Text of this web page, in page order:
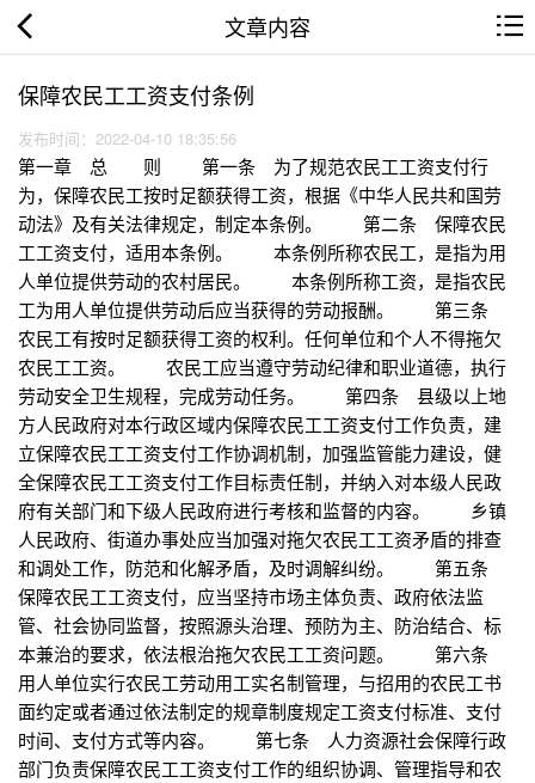
文章内容
保障农民工工资支付条例
发布时间：2022-04-10 18:35:56
第一章 总 则 第一条 为了规范农民工工资支付行
为，保障农民工按时足额获得工资，根据《中华人民共和国劳
动法》及有关法律规定，制定本条例。 第二条 保障农民
工工资支付，适用本条例。 本条例所称农民工，是指为用
人单位提供劳动的农村居民。 本条例所称工资，是指农民
工为用人单位提供劳动后应当获得的劳动报酬。 第三条
农民工有按时足额获得工资的权利。任何单位和个人不得拖欠
农民工工资。 农民工应当遵守劳动纪律和职业道德，执行
劳动安全卫生规程，完成劳动任务。 第四条 县级以上地
方人民政府对本行政区域内保障农民工工资支付工作负责，建
立保障农民工工资支付工作协调机制，加强监管能力建设，健
全保障农民工工资支付工作目标责任制，并纳入对本级人民政
府有关部门和下级人民政府进行考核和监督的内容。 乡镇
人民政府、街道办事处应当加强对拖欠农民工工资矛盾的排查
和调处工作，防范和化解矛盾，及时调解纠纷。 第五条
保障农民工工资支付，应当坚持市场主体负责、政府依法监
管、社会协同监督，按照源头治理、预防为主、防治结合、标
本兼治的要求，依法根治拖欠农民工工资问题。 第六条
用人单位实行农民工劳动用工实名制管理，与招用的农民工书
面约定或者通过依法制定的规章制度规定工资支付标准、支付
时间、支付方式等内容。 第七条 人力资源社会保障行政
部门负责保障农民工工资支付工作的组织协调、管理指导和农